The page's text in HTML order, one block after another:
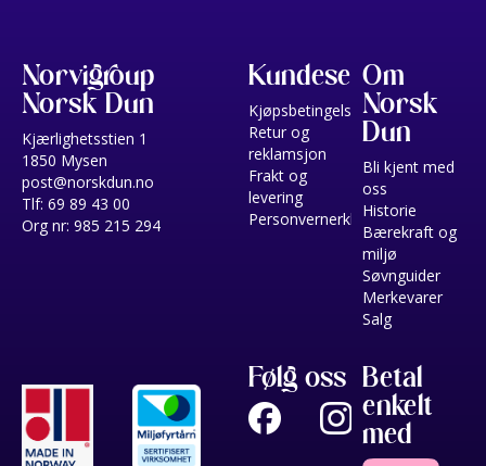
Norvigroup
Norsk Dun
Kjærlighetsstien 1
1850 Mysen
post@norskdun.no
Tlf: 69 89 43 00
Org nr: 985 215 294
Kundeservice
Kjøpsbetingelser
Retur og
reklamsjon
Frakt og
levering
Personvernerklæring
Om
Norsk
Dun
Bli kjent med
oss
Historie
Bærekraft og
miljø
Søvnguider
Merkevarer
Salg
Følg oss Betal
enkelt
med